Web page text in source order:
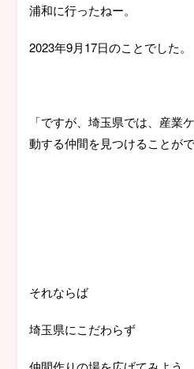
浦和に行ったねー。
2023年9月17日のことでした。
「ですが、埼玉県では、産業
動する仲間を見つけることが
それならば
埼玉県にこだわらず